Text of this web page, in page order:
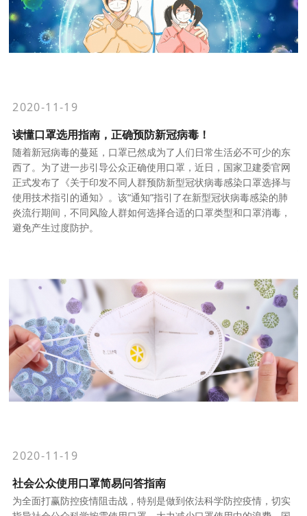
2020-11-19
读懂口罩选用指南，正确预防新冠病毒！
随着新冠病毒的蔓延，口罩已然成为了人们日常生活必不可少的东
西了。为了进一步引导公众正确使用口罩，近日，国家卫建委官网
正式发布了《关于印发不同人群预防新型冠状病毒感染口罩选择与
使用技术指引的通知》。该“通知”指引了在新型冠状病毒感染的肺
炎流行期间，不同风险人群如何选择合适的口罩类型和口罩消毒，
避免产生过度防护。
2020-11-19
社会公众使用口罩简易问答指南
为全面打赢防控疫情阻击战，特别是做到依法科学防控疫情，切实